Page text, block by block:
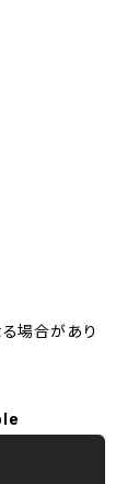
場合があり